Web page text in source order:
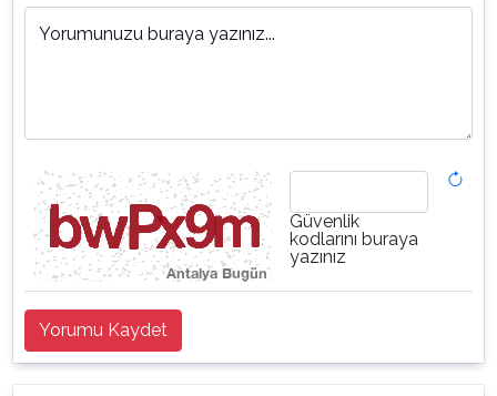
Yorumunuzu buraya yazınız...
Güvenlik
kodlarını buraya
yazınız
Yorumu Kaydet